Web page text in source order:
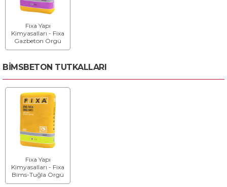
Fixa Yapı
Kimyasalları - Fixa
Gazbeton Örgü
Tutkalı
BİMSBETON TUTKALLARI
Fixa Yapı
Kimyasalları - Fixa
Bims-Tuğla Örgü
Harcı